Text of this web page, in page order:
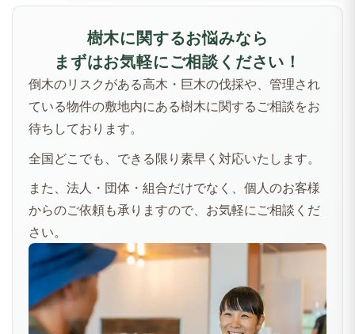
樹木に関するお悩みなら
まずはお気軽にご相談ください！
倒木のリスクがある高木・巨木の伐採や、管理され
ている物件の敷地内にある樹木に関するご相談をお
待ちしております。
全国どこでも、できる限り素早く対応いたします。
また、法人・団体・組合だけでなく、個人のお客様
からのご依頼も承りますので、お気軽にご相談くだ
さい。